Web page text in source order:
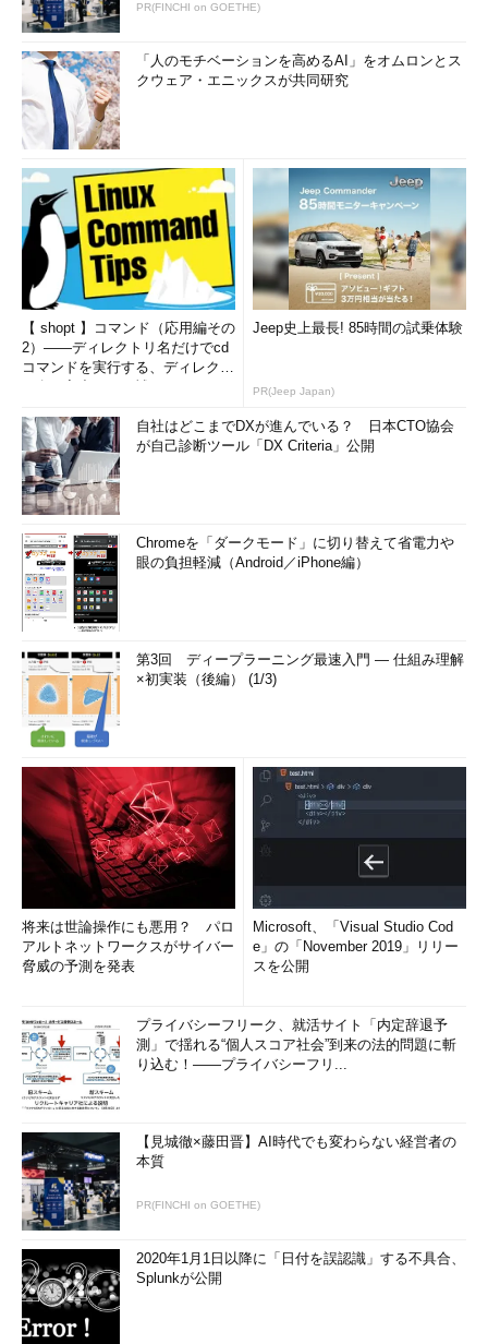
PR(FINCHI on GOETHE)
「人のモチベーションを高めるAI」をオムロンとス
クウェア・エニックスが共同研究
【 shopt 】コマンド（応用編その
2）――ディレクトリ名だけでcd
コマンドを実行する、ディレクト
Jeep史上最長! 85時間の試乗体験
PR(Jeep Japan)
自社はどこまでDXが進んでいる？ 日本CTO協会
が自己診断ツール「DX Criteria」公開
Chromeを「ダークモード」に切り替えて省電力や
眼の負担軽減（Android／iPhone編）
第3回 ディープラーニング最速入門 ― 仕組み理解
×初実装（後編） (1/3)
将来は世論操作にも悪用？ パロ
アルトネットワークスがサイバー
脅威の予測を発表
Microsoft、「Visual Studio Cod
e」の「November 2019」リリー
スを公開
プライバシーフリーク、就活サイト「内定辞退予
測」で揺れる“個人スコア社会”到来の法的問題に斬
り込む！――プライバシーフリ...
【見城徹×藤田晋】AI時代でも変わらない経営者の
本質
PR(FINCHI on GOETHE)
2020年1月1日以降に「日付を誤認識」する不具合、
Splunkが公開